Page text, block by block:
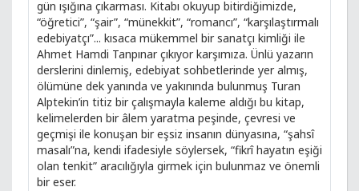
gün ışığına çıkarması. Kitabı okuyup bitirdiğimizde,
“öğretici”, “şair”, “münekkit”, “romancı”, “karşılaştırmalı
edebiyatçı”... kısaca mükemmel bir sanatçı kimliği ile
Ahmet Hamdi Tanpınar çıkıyor karşımıza. Ünlü yazarın
derslerini dinlemiş, edebiyat sohbetlerinde yer almış,
ölümüne dek yanında ve yakınında bulunmuş Turan
Alptekin’in titiz bir çalışmayla kaleme aldığı bu kitap,
kelimelerden bir âlem yaratma peşinde, çevresi ve
geçmişi ile konuşan bir eşsiz insanın dünyasına, “şahsî
masalı”na, kendi ifadesiyle söylersek, “fikrî hayatın eşiği
olan tenkit” aracılığıyla girmek için bulunmaz ve önemli
bir eser.